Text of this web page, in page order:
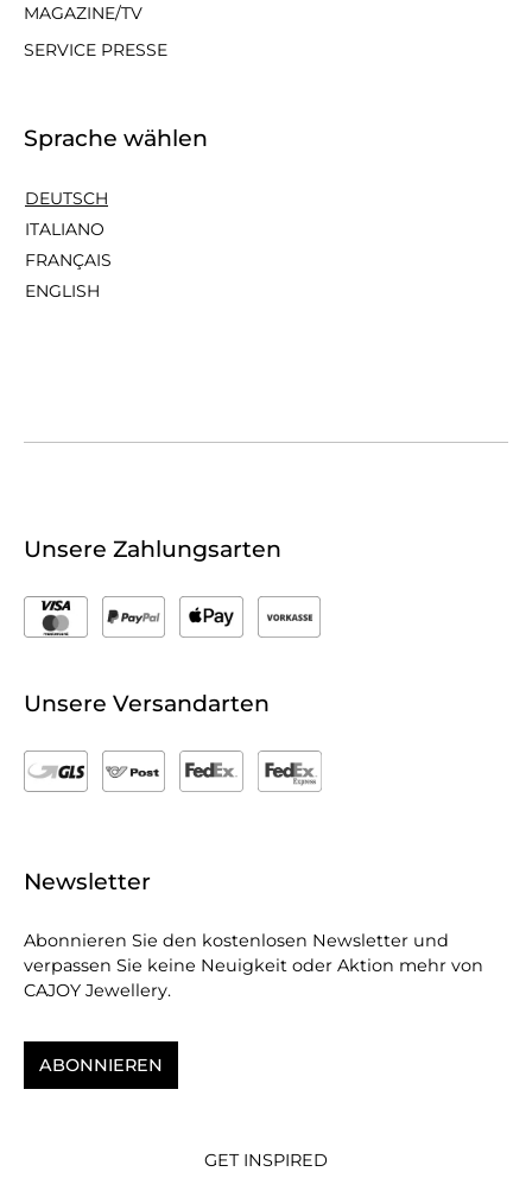
MAGAZINE/TV
SERVICE PRESSE
Sprache wählen
DEUTSCH
ITALIANO
FRANÇAIS
ENGLISH
Unsere Zahlungsarten
Unsere Versandarten
Newsletter
Abonnieren Sie den kostenlosen Newsletter und
verpassen Sie keine Neuigkeit oder Aktion mehr von
CAJOY Jewellery.
ABONNIEREN
GET INSPIRED